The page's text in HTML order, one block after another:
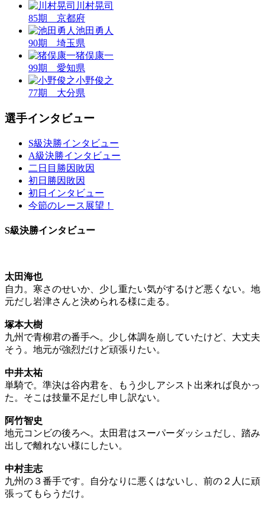
川村晃司
85期 京都府
池田勇人
90期 埼玉県
猪俣康一
99期 愛知県
小野俊之
77期 大分県
選手インタビュー
S級決勝インタビュー
A級決勝インタビュー
二日目勝因敗因
初日勝因敗因
初日インタビュー
今節のレース展望！
S級決勝インタビュー
太田海也
自力。寒さのせいか、少し重たい気がするけど悪くない。地
元だし岩津さんと決められる様に走る。
塚本大樹
九州で青柳君の番手へ。少し体調を崩していたけど、大丈夫
そう。地元が強烈だけど頑張りたい。
中井太祐
単騎で。準決は谷内君を、もう少しアシスト出来れば良かっ
た。そこは技量不足だし申し訳ない。
阿竹智史
地元コンビの後ろへ。太田君はスーパーダッシュだし、踏み
出しで離れない様にしたい。
中村圭志
九州の３番手です。自分なりに悪くはないし、前の２人に頑
張ってもらうだけ。